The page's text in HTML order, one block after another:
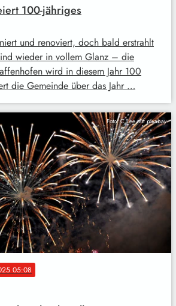
100-jähriges
und renoviert, doch bald erstrahlt
wieder in vollem Glanz – die
wird in diesem Jahr 100
die Gemeinde über das Jahr …
Foto: C.Lee auf pixabay
05:08